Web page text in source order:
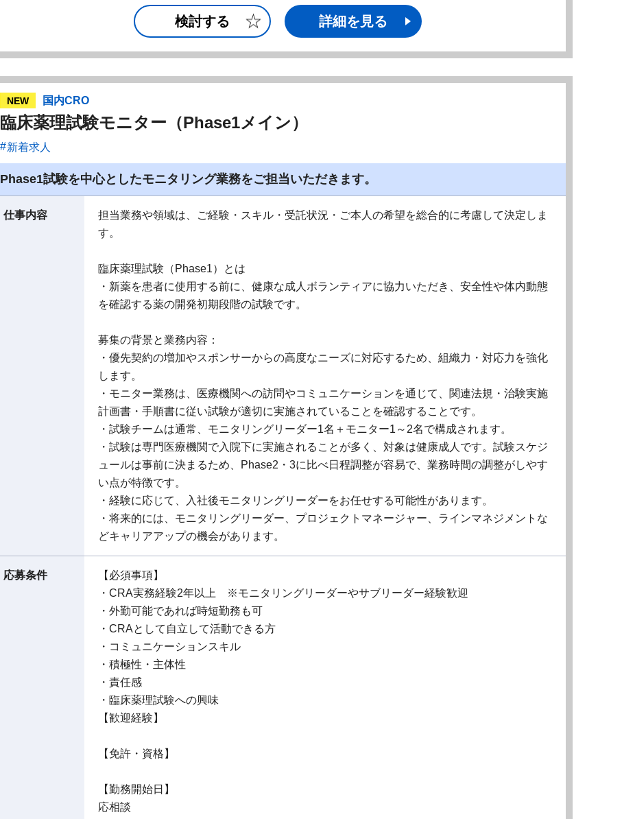
検討する 詳細を見る
NEW 国内CRO
臨床薬理試験モニター（Phase1メイン）
新着求人
Phase1試験を中心としたモニタリング業務をご担当いただきます。
仕事内容
担当業務や領域は、ご経験・スキル・受託状況・ご本人の希望を総合的に考慮して決定しま
す。
臨床薬理試験（Phase1）とは
・新薬を患者に使用する前に、健康な成人ボランティアに協力いただき、安全性や体内動態
を確認する薬の開発初期段階の試験です。
募集の背景と業務内容：
・優先契約の増加やスポンサーからの高度なニーズに対応するため、組織力・対応力を強化
します。
・モニター業務は、医療機関への訪問やコミュニケーションを通じて、関連法規・治験実施
計画書・手順書に従い試験が適切に実施されていることを確認することです。
・試験チームは通常、モニタリングリーダー1名＋モニター1～2名で構成されます。
・試験は専門医療機関で入院下に実施されることが多く、対象は健康成人です。試験スケジ
ュールは事前に決まるため、Phase2・3に比べ日程調整が容易で、業務時間の調整がしやす
い点が特徴です。
・経験に応じて、入社後モニタリングリーダーをお任せする可能性があります。
・将来的には、モニタリングリーダー、プロジェクトマネージャー、ラインマネジメントな
どキャリアアップの機会があります。
応募条件
【必須事項】
・CRA実務経験2年以上 ※モニタリングリーダーやサブリーダー経験歓迎
・外勤可能であれば時短勤務も可
・CRAとして自立して活動できる方
・コミュニケーションスキル
・積極性・主体性
・責任感
・臨床薬理試験への興味
【歓迎経験】
【免許・資格】
【勤務開始日】
応相談